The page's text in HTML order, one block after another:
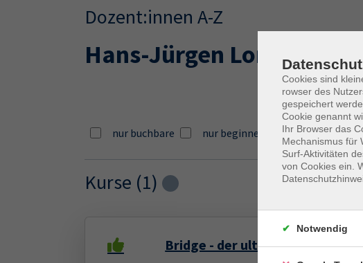
Dozent:innen A-Z
Hans-Jürgen Lorke
nur buchbare nur beginnende
Kurse (1) Loading...
Bridge - der ultimative Spiel-
Cookies sind
rowser des
gespeichert
Cookie genannt
Ihr Browser das
Mechanismus für
Surf-Aktivitäten
von Cookies ein.
Notwendig